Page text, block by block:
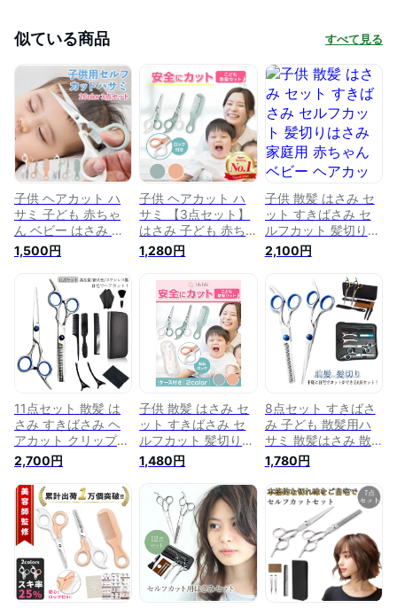
似ている商品 すべて見る
子供 ヘアカット ハ
サミ 子ども 赤ちゃ
ん ベビー はさみ こ
ども 髪 すきバサミ
散髪 散髪セット 散
髪用ハサミ くし コ
ーム セット ステン
レス 家庭用 セルフ
カット 髪切りハサミ
髪用 スキバサミ 散
髪用はさみ
1,500円
子供 ヘアカット ハ
サミ 【3点セット】
はさみ 子ども 赤ち
ゃん ベビー 髪 すき
バサミ 散髪 散髪セ
ット こども 散髪用
ハサミ 散髪ハサミ
くし コーム セット
ステンレス 家庭用
セルフカット 髪用
スキバサミ 散髪用は
1,280円
子供 散髪 はさみ セ
ット すきばさみ セ
ルフカット 髪切りは
さみ 家庭用 赤ちゃ
ん ベビー ヘアカッ
ト 子ども ハサミ 髪
散髪 散髪セット ス
テンレス
2,100円
11点セット 散髪 は
さみ すきばさみ ヘ
アカット クリップ
ハサミ 散髪用ハサミ
セルフカット 髪切り
ハサミ 散髪セット
散髪ハサミ 散髪ケー
プ ケープ すきバサ
ミ セニングシザー
ウィッグ はさみ ハ
サミ 鋏 初心者用 セ
ニング
2,700円
子供 散髪 はさみ セ
ット すきばさみ セ
ルフカット 髪切りは
さみ 家庭用 赤ちゃ
ん ベビー ヘアカッ
ト 子ども ハサミ 髪
散髪 散髪セット ス
テンレス (グレー)
1,480円
8点セット すきばさ
み 子ども 散髪用ハ
サミ 散髪はさみ 散
髪 はさみ セット ヘ
アカット 前髪 髪切
り ウィッグはさみ
コーム クリップ ケ
ース付き 美容師 プ
ロ用 家庭用 子供 初
心者
1,780円